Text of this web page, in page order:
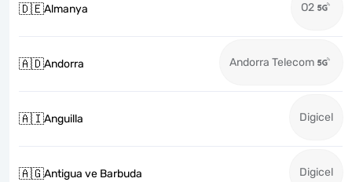
🇩🇪Almanya O2
🇦🇩Andorra Andorra Telecom
🇦🇮Anguilla Digicel
🇦🇬Antigua ve Barbuda Digicel